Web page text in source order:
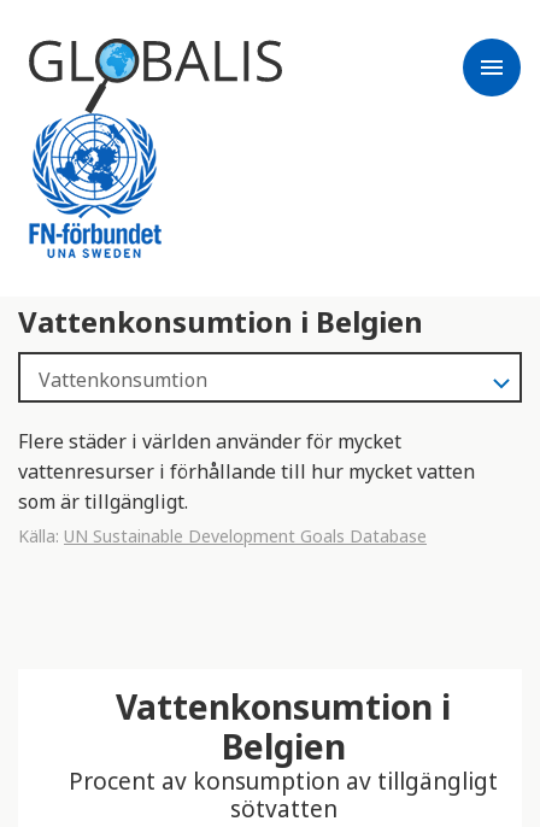
menu
Vattenkonsumtion i Belgien
Flere städer i världen använder för mycket
vattenresurser i förhållande till hur mycket vatten
som är tillgängligt.
Källa: UN Sustainable Development Goals Database
Vattenkonsumtion i
Belgien
Procent av konsumption av tillgängligt
sötvatten